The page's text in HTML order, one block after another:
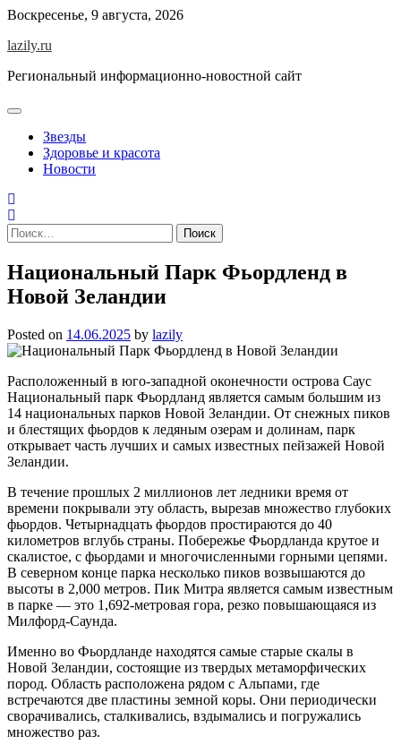
Skip
content
Воскресенье, 9 августа, 2026
lazily.ru
Региональный информационно-новостной сайт
Звезды
Здоровье и красота
Новости
Найти:
Национальный Парк Фьордленд в
Новой Зеландии
Posted on 14.06.2025 by lazily
Расположенный в юго-западной оконечности острова Саус
Национальный парк Фьордланд является самым большим из
14 национальных парков Новой Зеландии. От снежных пиков
и блестящих фьордов к ледяным озерам и долинам, парк
открывает часть лучших и самых известных пейзажей Новой
Зеландии.
В течение прошлых 2 миллионов лет ледники время от
времени покрывали эту область, вырезав множество глубоких
фьордов. Четырнадцать фьордов простираются до 40
километров вглубь страны. Побережье Фьордланда крутое и
скалистое, с фьордами и многочисленными горными цепями.
В северном конце парка несколько пиков возвышаются до
высоты в 2,000 метров. Пик Митра является самым известным
в парке — это 1,692-метровая гора, резко повышающаяся из
Милфорд-Саунда.
Именно во Фьордланде находятся самые старые скалы в
Новой Зеландии, состоящие из твердых метаморфических
пород. Область расположена рядом с Альпами, где
встречаются две пластины земной коры. Они периодически
сворачивались, сталкивались, вздымались и погружались
множество раз.